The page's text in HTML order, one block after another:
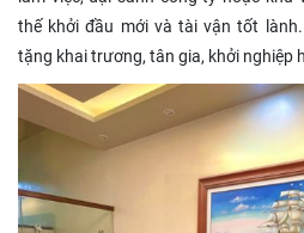
thế khởi đầu mới và tài vận tốt
tặng khai trương, tân gia, khởi nghiệp